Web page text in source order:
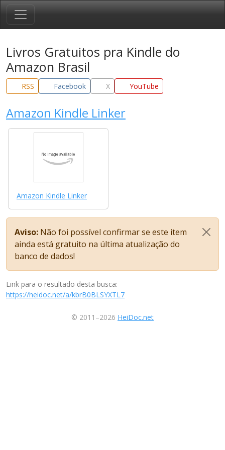
Livros Gratuitos pra Kindle do
Amazon Brasil
RSS Facebook X YouTube
Amazon Kindle Linker
Amazon Kindle Linker
Aviso: Não foi possível confirmar se este item
ainda está gratuito na última atualização do
banco de dados!
Link para o resultado desta busca:
https://heidoc.net/a/kbrB0BLSYXTL7
© 2011–2026 HeiDoc.net